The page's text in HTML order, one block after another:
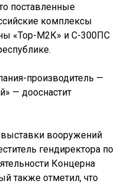
поставленные
комплексы
«Тор-М2К» и С-300ПС
производитель —
— дооснастит
вооружений
гендиректора по
Концерна
также отметил, что